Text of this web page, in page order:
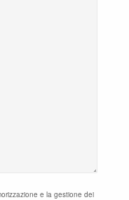
e la gestione dei